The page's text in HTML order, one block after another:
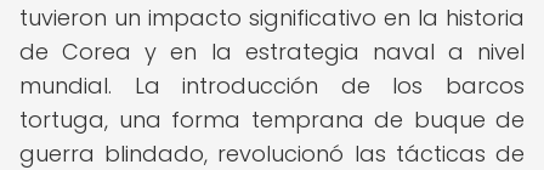
tuvieron un impacto significativo en la historia
de Corea y en la estrategia naval a nivel
mundial. La introducción de los barcos
tortuga, una forma temprana de buque de
guerra blindado, revolucionó las tácticas de